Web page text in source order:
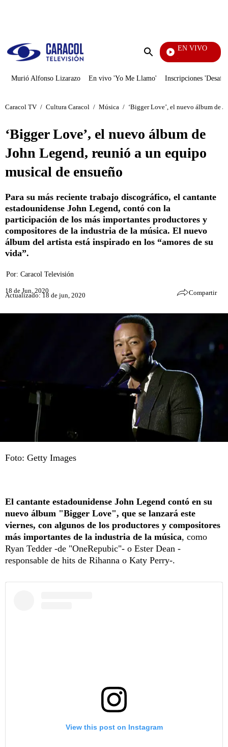
Enviar
EN VIVO
Noticias Caracol
Murió Alfonso Lizarazo En vivo 'Yo Me Llamo' Inscripciones
Caracol TV / Cultura Caracol / Música / ‘Bigger Love’, el nuevo álbum de
‘Bigger Love’, el nuevo álbum de
John Legend, reunió a un equipo
musical de ensueño
Para su más reciente trabajo discográfico, el cantante
estadounidense John Legend, contó con la
participación de los más importantes productores y
compositores de la industria de la música. El nuevo
álbum del artista está inspirado en los “amores de su
vida”.
Por: Caracol Televisión
18 de Jun, 2020
Actualizado: 18 de jun, 2020 Compartir
Foto: Getty Images
El cantante estadounidense John Legend contó en su
nuevo álbum "Bigger Love", que se lanzará este
viernes, con algunos de los productores y compositores
más importantes de la industria de la música, como
Ryan Tedder -de "OneRepubic"- o Ester Dean -
responsable de hits de Rihanna o Katy Perry-.
View this post on Instagram